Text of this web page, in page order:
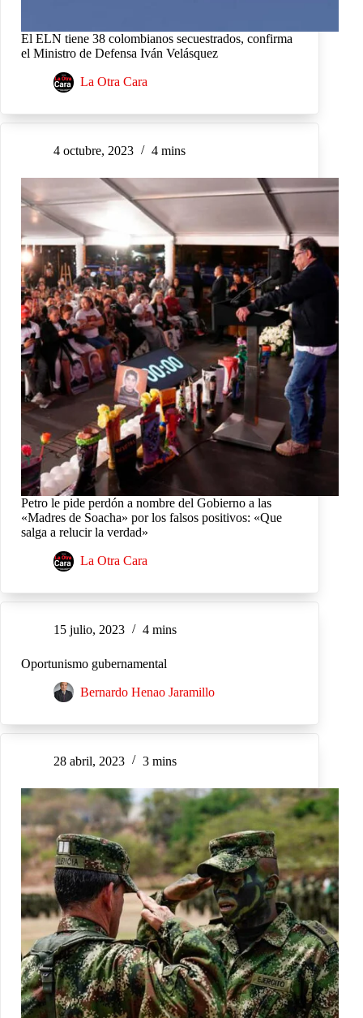
El ELN tiene 38 colombianos secuestrados, confirma
el Ministro de Defensa Iván Velásquez
La Otra Cara
4 octubre, 2023 4 mins
Petro le pide perdón a nombre del Gobierno a las
«Madres de Soacha» por los falsos positivos: «Que
salga ​a relucir la verdad»
La Otra Cara
15 julio, 2023 4 mins
Oportunismo gubernamental
Bernardo Henao Jaramillo
28 abril, 2023 3 mins